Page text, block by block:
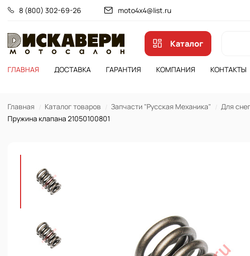
8 (800) 302-69-26 moto4x4@list.ru
Каталог
ГЛАВНАЯ
ДОСТАВКА ГАРАНТИЯ КОМПАНИЯ КОНТАКТЫ
Главная Каталог товаров Запчасти "Русская Механика" Для
Пружина клапана 21050100801